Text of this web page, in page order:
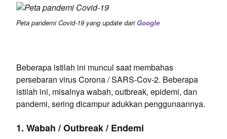
Peta pandemi Covid-19 yang update dari Google
Beberapa istilah ini muncul saat membahas
persebaran virus Corona / SARS-Cov-2. Beberapa
istilah ini, misalnya wabah, outbreak, epidemi, dan
pandemi, sering dicampur adukkan penggunaannya.
1. Wabah / Outbreak / Endemi